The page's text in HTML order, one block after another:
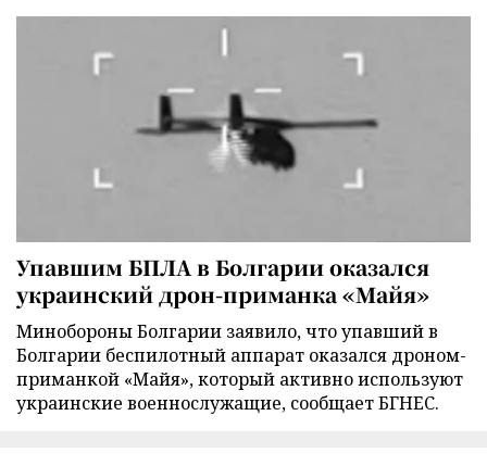
Упавшим БПЛА в Болгарии оказался
украинский дрон-приманка «Майя»
Минобороны Болгарии заявило, что упавший в
Болгарии беспилотный аппарат оказался дроном-
приманкой «Майя», который активно используют
украинские военнослужащие, сообщает БГНЕС.